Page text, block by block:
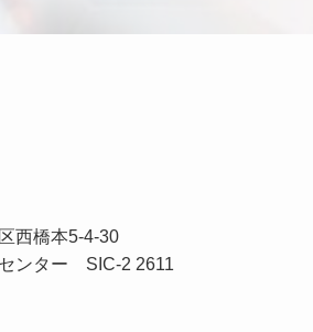
西橋本5-4-30
ンター SIC-2 2611